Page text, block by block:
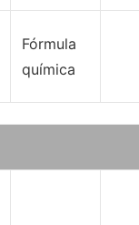
Fórmula
química